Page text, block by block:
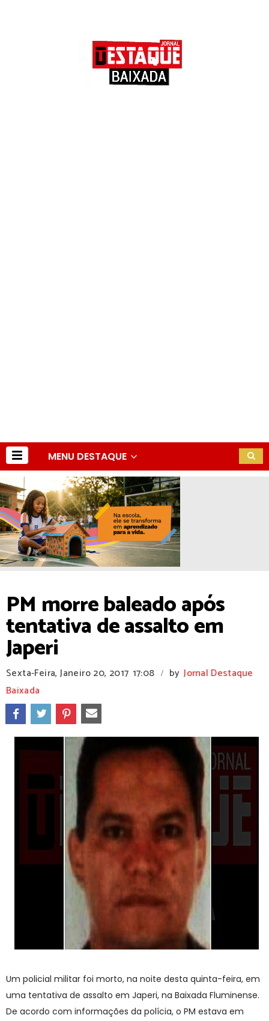
MENU DESTAQUE
PM morre baleado após
tentativa de assalto em
Japeri
Sexta-Feira, Janeiro 20, 2017 17:08 / by Jornal Destaque
Baixada
Um policial militar foi morto, na noite desta quinta-feira, em
uma tentativa de assalto em Japeri, na Baixada Fluminense.
De acordo com informações da polícia, o PM estava em